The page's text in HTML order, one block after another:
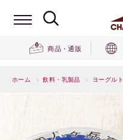
商品・通販
ホーム > 飲料・乳製品 > ヨーグルト